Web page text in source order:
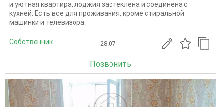
и уютная квартира, лоджия застеклена и соединена с
кухней. Есть все для проживания, кроме стиральной
машинки и телевизора.
Собственник 28.07
Позвонить